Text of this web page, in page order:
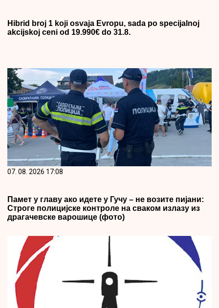
Hibrid broj 1 koji osvaja Evropu, sada po specijalnoj
akcijskoj ceni od 19.990€ do 31.8.
07. 08. 2026 17:08
Памет у главу ако идете у Гучу – не возите пијани:
Строге полицијске контроле на сваком излазу из
драгачевске варошице (фото)